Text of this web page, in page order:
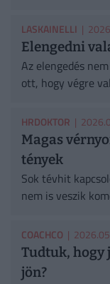
LASKAINELLI |
Elengedni
Az elengedés
ott, hogy végre
HRDOKTOR |
Magas
tények
Sok tévhit
nem is veszik
COACHCO |
Tudtuk, hogy
jön?